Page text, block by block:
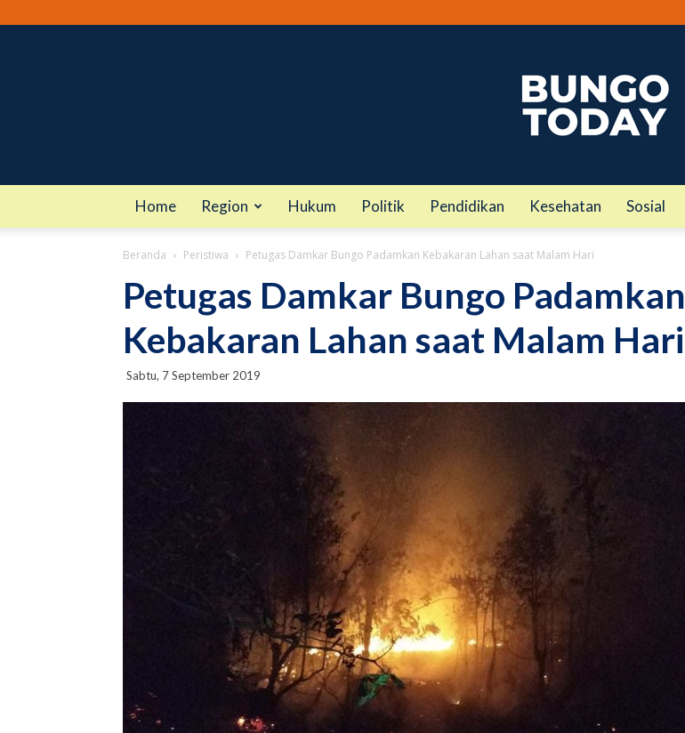
Home Region Hukum Politik Pendidikan Kesehatan Sosial
Beranda Peristiwa Petugas Damkar Bungo Padamkan Kebakaran Lahan saat Malam Hari
Petugas Damkar Bungo Padamkan
Kebakaran Lahan saat Malam Hari
Sabtu, 7 September 2019